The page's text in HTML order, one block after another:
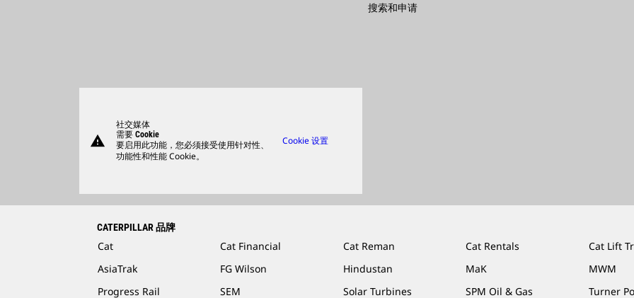
搜索和申请
warning
社交媒体
需要 Cookie
要启用此功能，您必须接受使用针对性、
功能性和性能 Cookie。
Cookie 设置
CATERPILLAR 品牌
Cat Cat Financial Cat Reman Cat Rentals
Cat Lift
AsiaTrak
FG Wilson Hindustan MaK
MWM
Progress Rail
SEM Solar Turbines SPM Oil & Gas Turner